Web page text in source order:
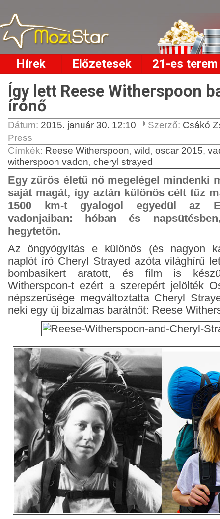
Hírek Előzetesek 21-es terem
Így lett Reese Witherspoon
írónő
Dátum: 2015. január 30. 12:10 Szerző: Csákó
Press
Címkék: Reese Witherspoon, wild, oscar 2015,
witherspoon vadon, cheryl strayed
Egy zűrös életű nő megelégel mindenki
saját magát, így aztán különös célt tűz
1500 km-t gyalogol egyedül az
vadonjaiban: hóban és
hegytetőn.
Az öngyógyítás e különös (és nagyon
naplót író Cheryl Strayed azóta világhírű
bombasikert aratott, és film is
Witherspoon-t ezért a szerepért jelölték
népszerűsége megváltoztatta Cheryl
neki egy új bizalmas barátnőt: Reese